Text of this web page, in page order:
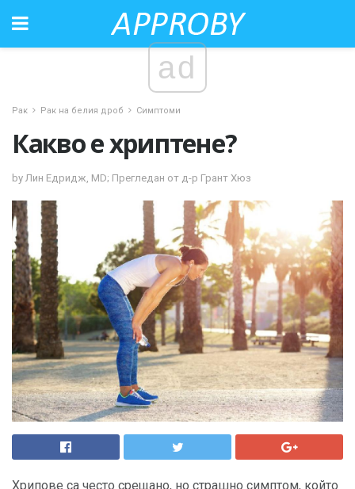
ad
Рак Рак на белия дроб Симптоми
Какво е хриптене?
by Лин Едридж, MD; Прегледан от д-р Грант Хюз
Хрипове са често срещано, но страшно симптом, който